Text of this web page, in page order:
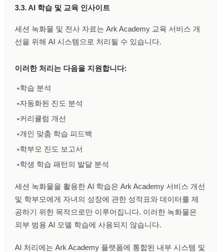
3.3. AI 학습 및 교육 인사이트
세션 녹화물 및 전사 자료는 Ark Academy 교육 서비스 개
선을 위해 AI 시스템으로 처리될 수 있습니다.
이러한 처리는 다음을 지원합니다:
•학습 분석
•자동화된 진도 분석
•커리큘럼 개선
•개인 맞춤 학습 피드백
•학부모 진도 보고서
•학생 학습 패턴의 발달 분석
세션 녹화물을 활용한 AI 학습은 Ark Academy 서비스 개선
및 학부모에게 자녀의 성장에 관한 성적표와 데이터를 제
공하기 위한 목적으로만 이루어집니다. 이러한 녹화물은
외부 범용 AI 모델 학습에 사용되지 않습니다.
AI 처리에는 Ark Academy 플랫폼에 통합된 내부 시스템 및